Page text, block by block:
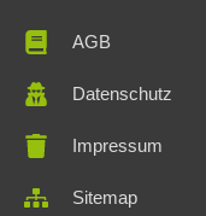
AGB
Datenschutz
Impressum
Sitemap